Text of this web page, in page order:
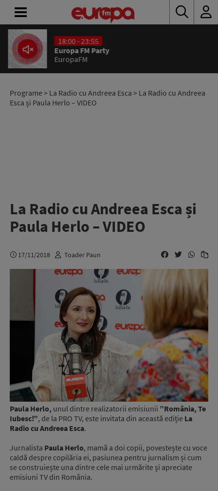
18:00 - 23:55
Europa FM Party
EuropaFM
Programe> La Radio cu Andreea Esca > La Radio cu Andreea
Esca și Paula Herlo – VIDEO
La Radio cu Andreea Esca și
Paula Herlo – VIDEO
17/11/2018 Toader Paun
Paula Herlo, unul dintre realizatorii emisiunii ”România, Te
Iubesc!”, de la PRO TV, este invitata din această ediție La
Radio cu Andreea Esca.
Jurnalista Paula Herlo, mamă a doi copii, povestește cu voce
caldă despre copilăria ei, pasiunea pentru jurnalism și cum
se construiește una dintre cele mai urmărite și apreciate
emisiuni TV din România.
ACASĂ
ȘTIRI
RADIO